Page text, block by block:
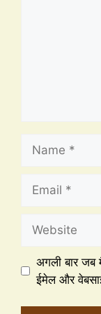
अगली बार जब
ईमेल और